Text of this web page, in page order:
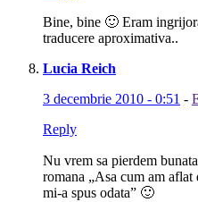
Bine, bine 🙂 Eram
traducere aproximativa..
Lucia Reich
3 decembrie 2010 - 0:51 -
Reply
Nu vrem sa pierdem
romana „Asa cum am aflat
mi-a spus odata” 🙂